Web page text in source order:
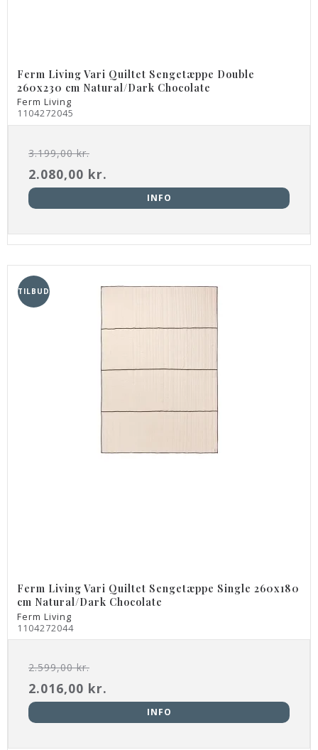
Ferm Living Vari Quiltet Sengetæppe Double
260x230 cm Natural/Dark Chocolate
Ferm Living
1104272045
3.199,00 kr.
2.080,00 kr.
INFO
TILBUD
Ferm Living Vari Quiltet Sengetæppe Single 260x180
cm Natural/Dark Chocolate
Ferm Living
1104272044
2.599,00 kr.
2.016,00 kr.
INFO